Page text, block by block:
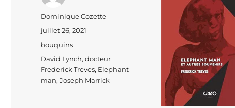
Auteur
Dominique Cozette
Publié
le
juillet 26, 2021
Catégories
bouquins
Étiquettes
David Lynch,docteur
Frederick Treves, Elephant
man,Joseph Marrick